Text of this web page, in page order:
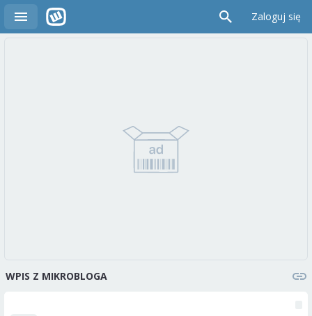
Zaloguj się
WPIS Z MIKROBLOGA